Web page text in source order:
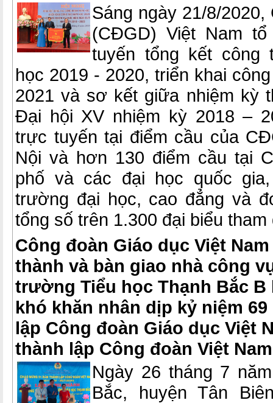
Sáng ngày 21/8/
(CĐGD) Việt Nam
tuyến tổng kết công
học 2019 - 2020, triển khai
2021 và sơ kết giữa nhiệm kỳ
Đại hội XV nhiệm kỳ 2018 –
trực tuyến tại điểm cầu của
Nội và hơn 130 điểm cầu tại
phố và các đại học quốc
trường đại học, cao đẳng và
tổng số trên 1.300 đại biểu tham
Công đoàn Giáo dục Việt
thành và bàn giao nhà công
trường Tiểu học Thạnh Bắc
khó khăn nhân dịp kỷ niệm
lập Công đoàn Giáo dục Việt
thành lập Công đoàn Việt Nam
Ngày 26 tháng 7
Bắc, huyện Tân